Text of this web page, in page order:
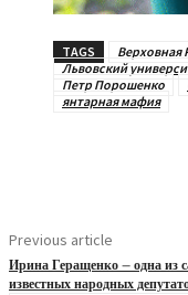
TAGS Верховная
Львовский
Петр Порошенко
янтарная мафия
Previous article
Ирина Геращенко – одна из
известных народных